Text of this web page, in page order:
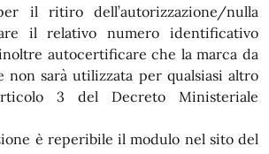
il ritiro dell’autorizzazione/nulla
il relativo numero identificativo
autocertificare che la marca da
non sarà utilizzata per qualsiasi altro
3 del Decreto Ministeriale
è reperibile il modulo nel sito del